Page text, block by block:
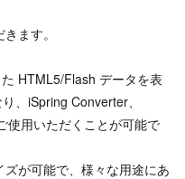
ます。
HTML5/Flash データを表
、iSpring Converter、
使用いただくことが可能で
が可能で、様々な用途にあ